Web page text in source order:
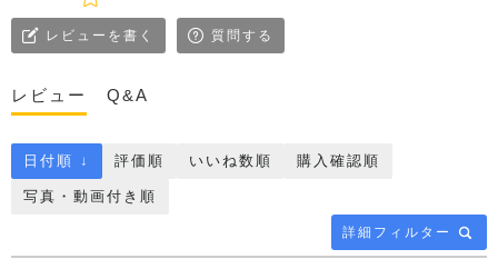
レビューを書く 質問する
レビュー Q&A
詳細フィルター
日付順 ↓ 評価順 いいね数順 購入確認順
写真・動画付き順